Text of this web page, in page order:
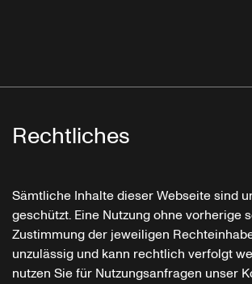
Rechtliches
Sämtliche Inhalte dieser Webseite sind
geschützt. Eine Nutzung ohne vorherige
Zustimmung der jeweiligen
unzulässig und kann rechtlich verfolgt
nutzen Sie für Nutzungsanfragen unser